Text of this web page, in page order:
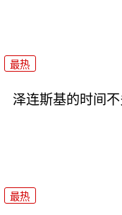
最热
泽连斯基的时间
最热